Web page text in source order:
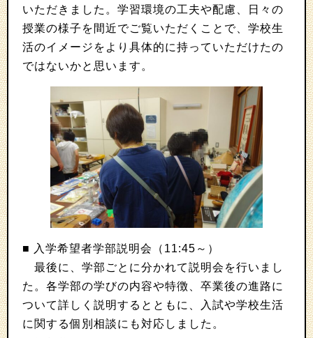
いただきました。学習環境の工夫や配慮、日々の
授業の様子を間近でご覧いただくことで、学校生
活のイメージをより具体的に持っていただけたの
ではないかと思います。
■ 入学希望者学部説明会（11:45～）
最後に、学部ごとに分かれて説明会を行いまし
た。各学部の学びの内容や特徴、卒業後の進路に
ついて詳しく説明するとともに、入試や学校生活
に関する個別相談にも対応しました。